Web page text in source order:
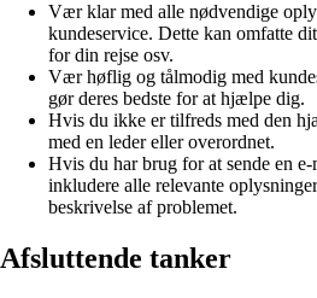
Vær klar med alle nødvendige
kundeservice. Dette kan omfatte
for din rejse osv.
Vær høflig og tålmodig med
gør deres bedste for at hjælpe dig.
Hvis du ikke er tilfreds med den
med en leder eller overordnet.
Hvis du har brug for at sende en
inkludere alle relevante
beskrivelse af problemet.
Afsluttende tanker